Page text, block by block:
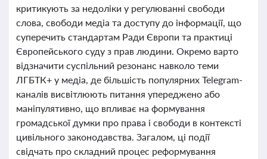
критикують за недоліки у регулюванні свободи
слова, свободи медіа та доступу до інформації, що
суперечить стандартам Ради Європи та практиці
Європейського суду з прав людини. Окремо варто
відзначити суспільний резонанс навколо теми
ЛГБТК+ у медіа, де більшість популярних Telegram-
каналів висвітлюють питання упереджено або
маніпулятивно, що впливає на формування
громадської думки про права і свободи в контексті
цивільного законодавства. Загалом, ці події
свідчать про складний процес реформування